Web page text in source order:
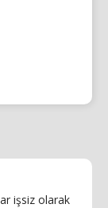
işsiz olarak